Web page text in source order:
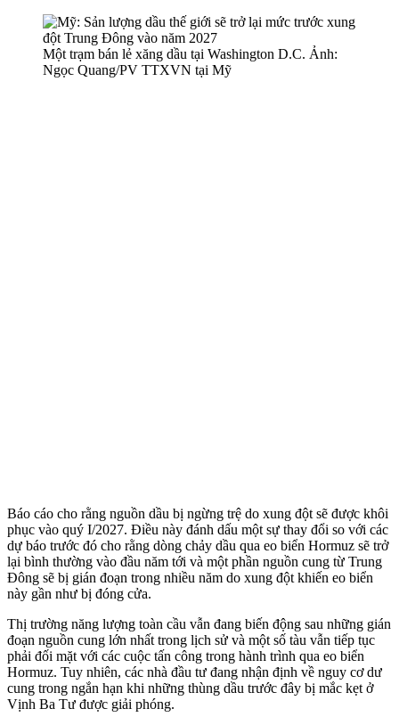
Một trạm bán lẻ xăng dầu tại Washington D.C. Ảnh:
Ngọc Quang/PV TTXVN tại Mỹ
Báo cáo cho rằng nguồn dầu bị ngừng trệ do xung đột sẽ được khôi
phục vào quý I/2027. Điều này đánh dấu một sự thay đổi so với các
dự báo trước đó cho rằng dòng chảy dầu qua eo biển Hormuz sẽ trở
lại bình thường vào đầu năm tới và một phần nguồn cung từ Trung
Đông sẽ bị gián đoạn trong nhiều năm do xung đột khiến eo biển
này gần như bị đóng cửa.
Thị trường năng lượng toàn cầu vẫn đang biến động sau những gián
đoạn nguồn cung lớn nhất trong lịch sử và một số tàu vẫn tiếp tục
phải đối mặt với các cuộc tấn công trong hành trình qua eo biển
Hormuz. Tuy nhiên, các nhà đầu tư đang nhận định về nguy cơ dư
cung trong ngắn hạn khi những thùng dầu trước đây bị mắc kẹt ở
Vịnh Ba Tư được giải phóng.